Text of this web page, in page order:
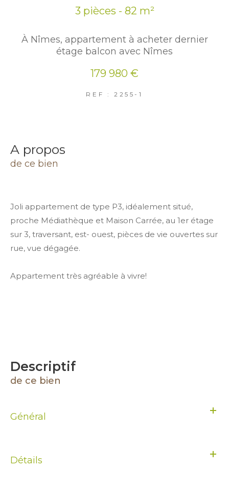
3 pièces - 82 m²
À Nîmes, appartement à acheter dernier
étage balcon avec Nîmes
179 980 €
REF : 2255-1
a propos
de ce bien
Joli appartement de type P3, idéalement situé,
proche Médiathèque et Maison Carrée, au 1er étage
sur 3, traversant, est- ouest, pièces de vie ouvertes sur
rue, vue dégagée.
Appartement très agréable à vivre!
descriptif
de ce bien
Général
Détails